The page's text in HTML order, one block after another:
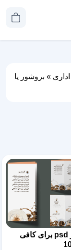
» بروشور یا
بروشور psd برای کافی